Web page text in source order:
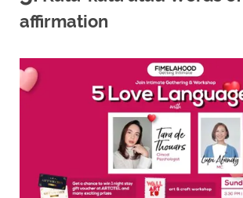
affirmation